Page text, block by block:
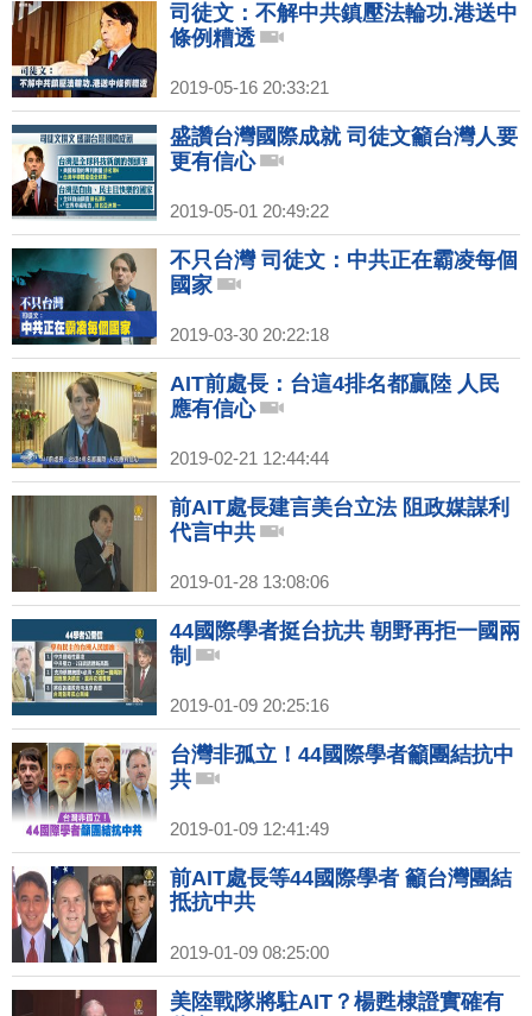
司徒文：不解中共鎮壓法輪功.港送中
條例糟透
2019-05-16 20:33:21
盛讚台灣國際成就 司徒文籲台灣人要
更有信心
2019-05-01 20:49:22
不只台灣 司徒文：中共正在霸凌每個
國家
2019-03-30 20:22:18
AIT前處長：台這4排名都贏陸 人民
應有信心
2019-02-21 12:44:44
前AIT處長建言美台立法 阻政媒謀利
代言中共
2019-01-28 13:08:06
44國際學者挺台抗共 朝野再拒一國兩
制
2019-01-09 20:25:16
台灣非孤立！44國際學者籲團結抗中
共
2019-01-09 12:41:49
前AIT處長等44國際學者 籲台灣團結
抵抗中共
2019-01-09 08:25:00
美陸戰隊將駐AIT？楊甦棣證實確有